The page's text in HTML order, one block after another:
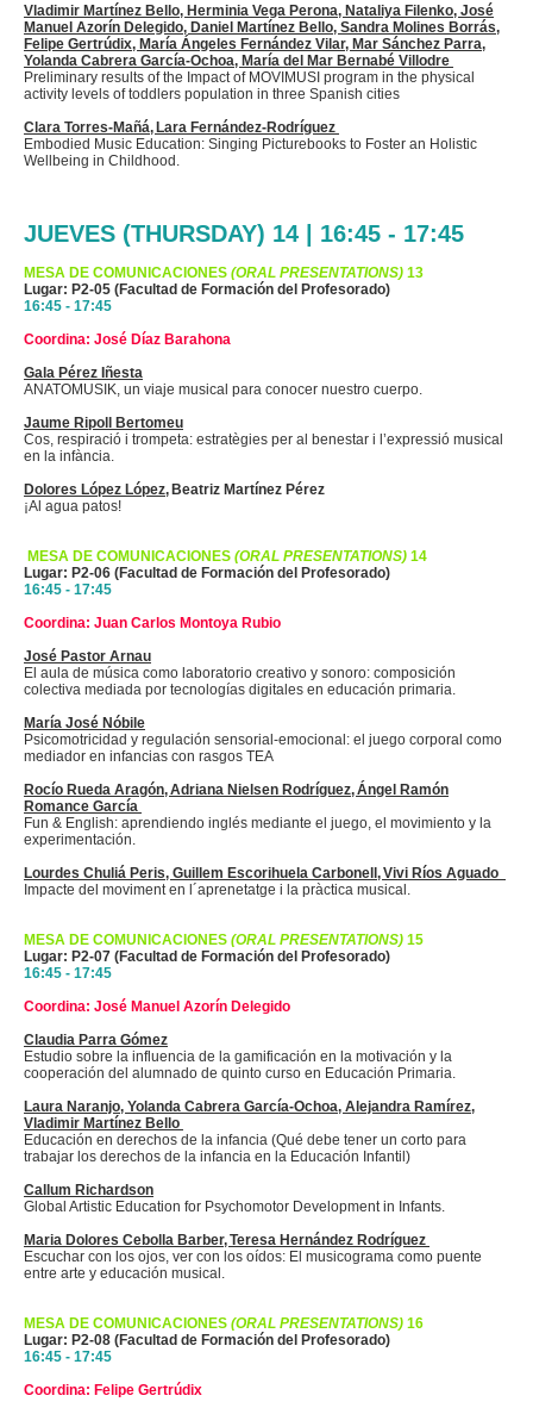
Vladimir Martínez Bello, Herminia Vega Perona, Nataliya Filenko, José
Manuel Azorín Delegido, Daniel Martínez Bello, Sandra Molines Borrás,
Felipe Gertrúdix, María Ángeles Fernández Vilar, Mar Sánchez Parra,
Yolanda Cabrera García-Ochoa, María del Mar Bernabé Villodre
Preliminary results of the Impact of MOVIMUSI program in the physical
activity levels oftoddlers population in three Spanish cities
Clara Torres-Mañá, Lara Fernández-Rodríguez
Embodied Music Education: Singing Picturebooks to Foster an Holistic
Wellbeing in Childhood.
JUEVES (THURSDAY) 14 | 16:45 - 17:45
MESA DE COMUNICACIONES (ORAL PRESENTATIONS) 13
Lugar: P2-05 (Facultad de Formación del Profesorado)
16:45 - 17:45
Coordina: José Díaz Barahona
Gala Pérez Iñesta
ANATOMUSIK, un viaje musical para conocer nuestro cuerpo.
Jaume Ripoll Bertomeu
Cos, respiració i trompeta: estratègies per al benestar i l’expressió musical
en la infància
Dolores López López, Beatriz Martínez Pérez
¡Al agua patos!
MESA DE COMUNICACIONES (ORAL PRESENTATIONS) 14
Lugar: P2-06 (Facultad de Formación del Profesorado)
16:45 - 17:45
Coordina: Juan Carlos Montoya Rubio
José Pastor Arnau
El aula de música como laboratorio creativo y sonoro: composición
colectiva mediada por tecnologías digitales en educación primaria.
María José Nóbile
Psicomotricidad y regulación sensorial-emocional: el juego corporal como
mediador en infancias con rasgos TEA
Rocío Rueda Aragón, Adriana Nielsen Rodríguez, Ángel Ramón
Romance García
Fun & English: aprendiendo inglés mediante el juego, el movimiento y la
experimentación.
Lourdes Chuliá Peris, Guillem Escorihuela Carbonell,Vivi Ríos Aguado
Impacte del moviment en l´aprenetatge i la pràctica musical.
MESA DE COMUNICACIONES (ORAL PRESENTATIONS) 15
Lugar: P2-07 (Facultad de Formación del Profesorado)
16:45 - 17:45
Coordina: José Manuel Azorín Delegido
Claudia Parra Gómez
Estudio sobre la influencia de la gamificación en la motivación y la
cooperación del alumnado de quinto curso en Educación Primaria.
Laura Naranjo, Yolanda Cabrera García-Ochoa, Alejandra Ramírez,
Vladimir Martínez Bello
Educación en derechos de la infancia (Qué debe tener un corto para
trabajar los derechos de la infancia en la Educación Infantil)
Callum Richardson
Global Artistic Education for Psychomotor Development in Infants.
Maria Dolores Cebolla Barber, Teresa Hernández Rodríguez
Escuchar con los ojos, ver con los oídos: El musicograma como puente
entre arte y educación musical.
MESA DE COMUNICACIONES (ORAL PRESENTATIONS) 16
Lugar: P2-08 (Facultad de Formación del Profesorado)
16:45 - 17:45
Coordina: Felipe Gertrúdix